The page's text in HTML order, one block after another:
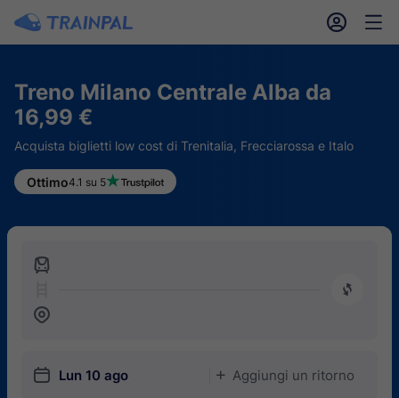
󱎓 󱒨
Treno Milano Centrale Alba da
16,99 €
Acquista biglietti low cost di Trenitalia, Frecciarossa e Italo
Ottimo4.1 su 5
󱍉
󰿠
󱒣
󱎗 Lun 10 ago 󱅇 Aggiungi un ritorno